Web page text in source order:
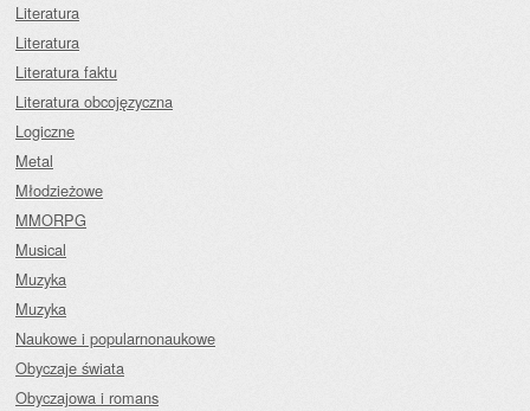
Literatura
Literatura
Literatura faktu
Literatura obcojęzyczna
Logiczne
Metal
Młodzieżowe
MMORPG
Musical
Muzyka
Muzyka
Naukowe i popularnonaukowe
Obyczaje świata
Obyczajowa i romans